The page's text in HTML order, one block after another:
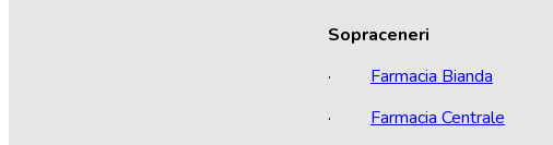
Sopraceneri
· Farmacia Bianda
· Farmacia Centrale